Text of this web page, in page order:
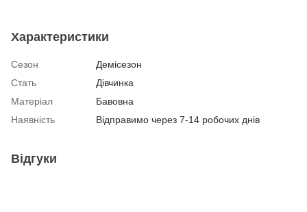
Характеристики
Сезон
Демісезон
Стать
Дівчинка
Матеріал
Бавовна
Наявність
Відправимо через 7-14 робочих днів
Відгуки